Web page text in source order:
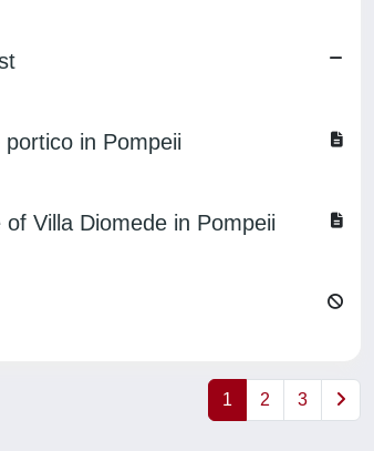
in Pompeii
Villa Diomede in Pompeii
1 2 3